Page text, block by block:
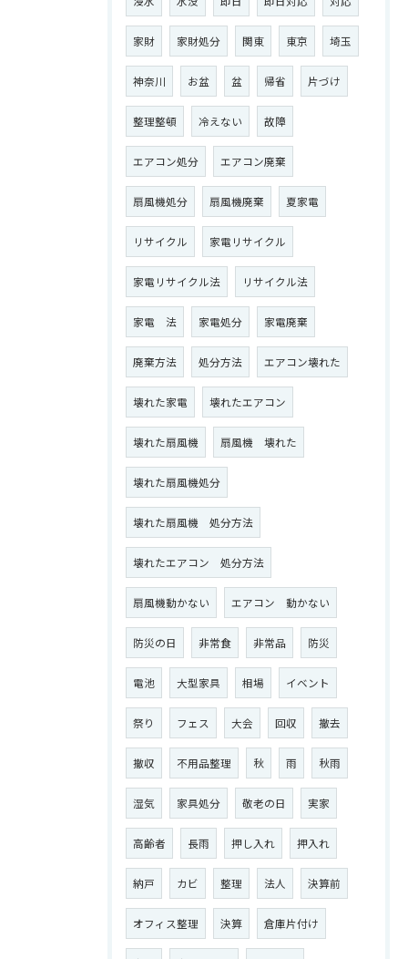
家財 家財処分 関東 東京 埼玉
神奈川 お盆 盆 帰省 片づけ
整理整頓 冷えない 故障
エアコン処分 エアコン廃棄
扇風機処分 扇風機廃棄 夏家電
リサイクル 家電リサイクル
家電リサイクル法 リサイクル法
家電 法 家電処分 家電廃棄
廃棄方法 処分方法 エアコン壊れた
壊れた家電 壊れたエアコン
壊れた扇風機 扇風機 壊れた
壊れた扇風機処分
壊れた扇風機 処分方法
壊れたエアコン 処分方法
扇風機動かない エアコン 動かない
防災の日 非常食 非常品 防災
電池 大型家具 相場 イベント
祭り フェス 大会 回収 撤去
撤収 不用品整理 秋 雨 秋雨
湿気 家具処分 敬老の日 実家
高齢者 長雨 押し入れ 押入れ
納戸 カビ 整理 法人 決算前
オフィス整理 決算 倉庫片付け